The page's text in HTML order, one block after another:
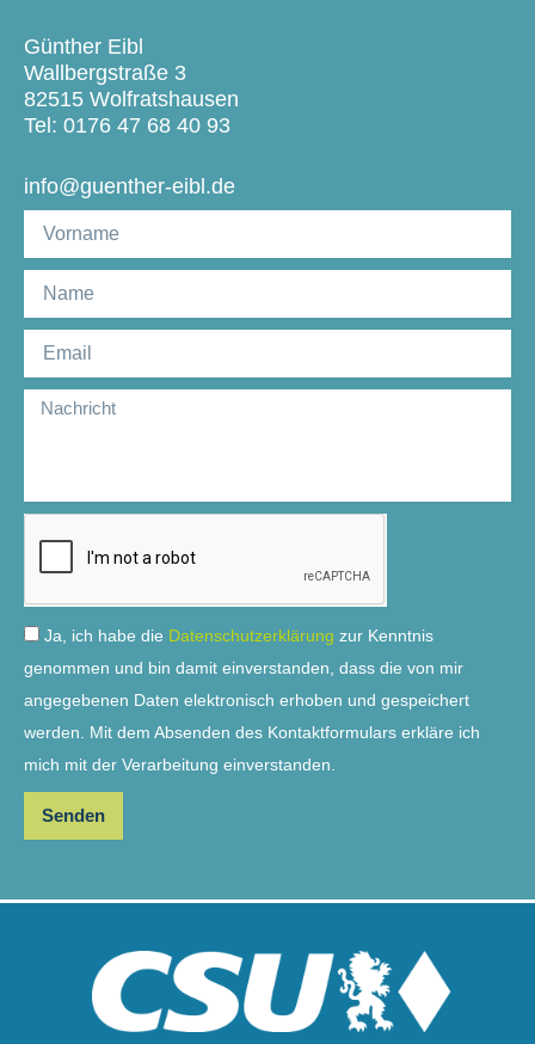
Günther Eibl
Wallbergstraße 3
82515 Wolfratshausen
Tel: 0176 47 68 40 93
info@guenther-eibl.de
Ja, ich habe die Datenschutzerklärung zur Kenntnis
genommen und bin damit einverstanden, dass die von mir
angegebenen Daten elektronisch erhoben und gespeichert
werden. Mit dem Absenden des Kontaktformulars erkläre ich
mich mit der Verarbeitung einverstanden.
Senden